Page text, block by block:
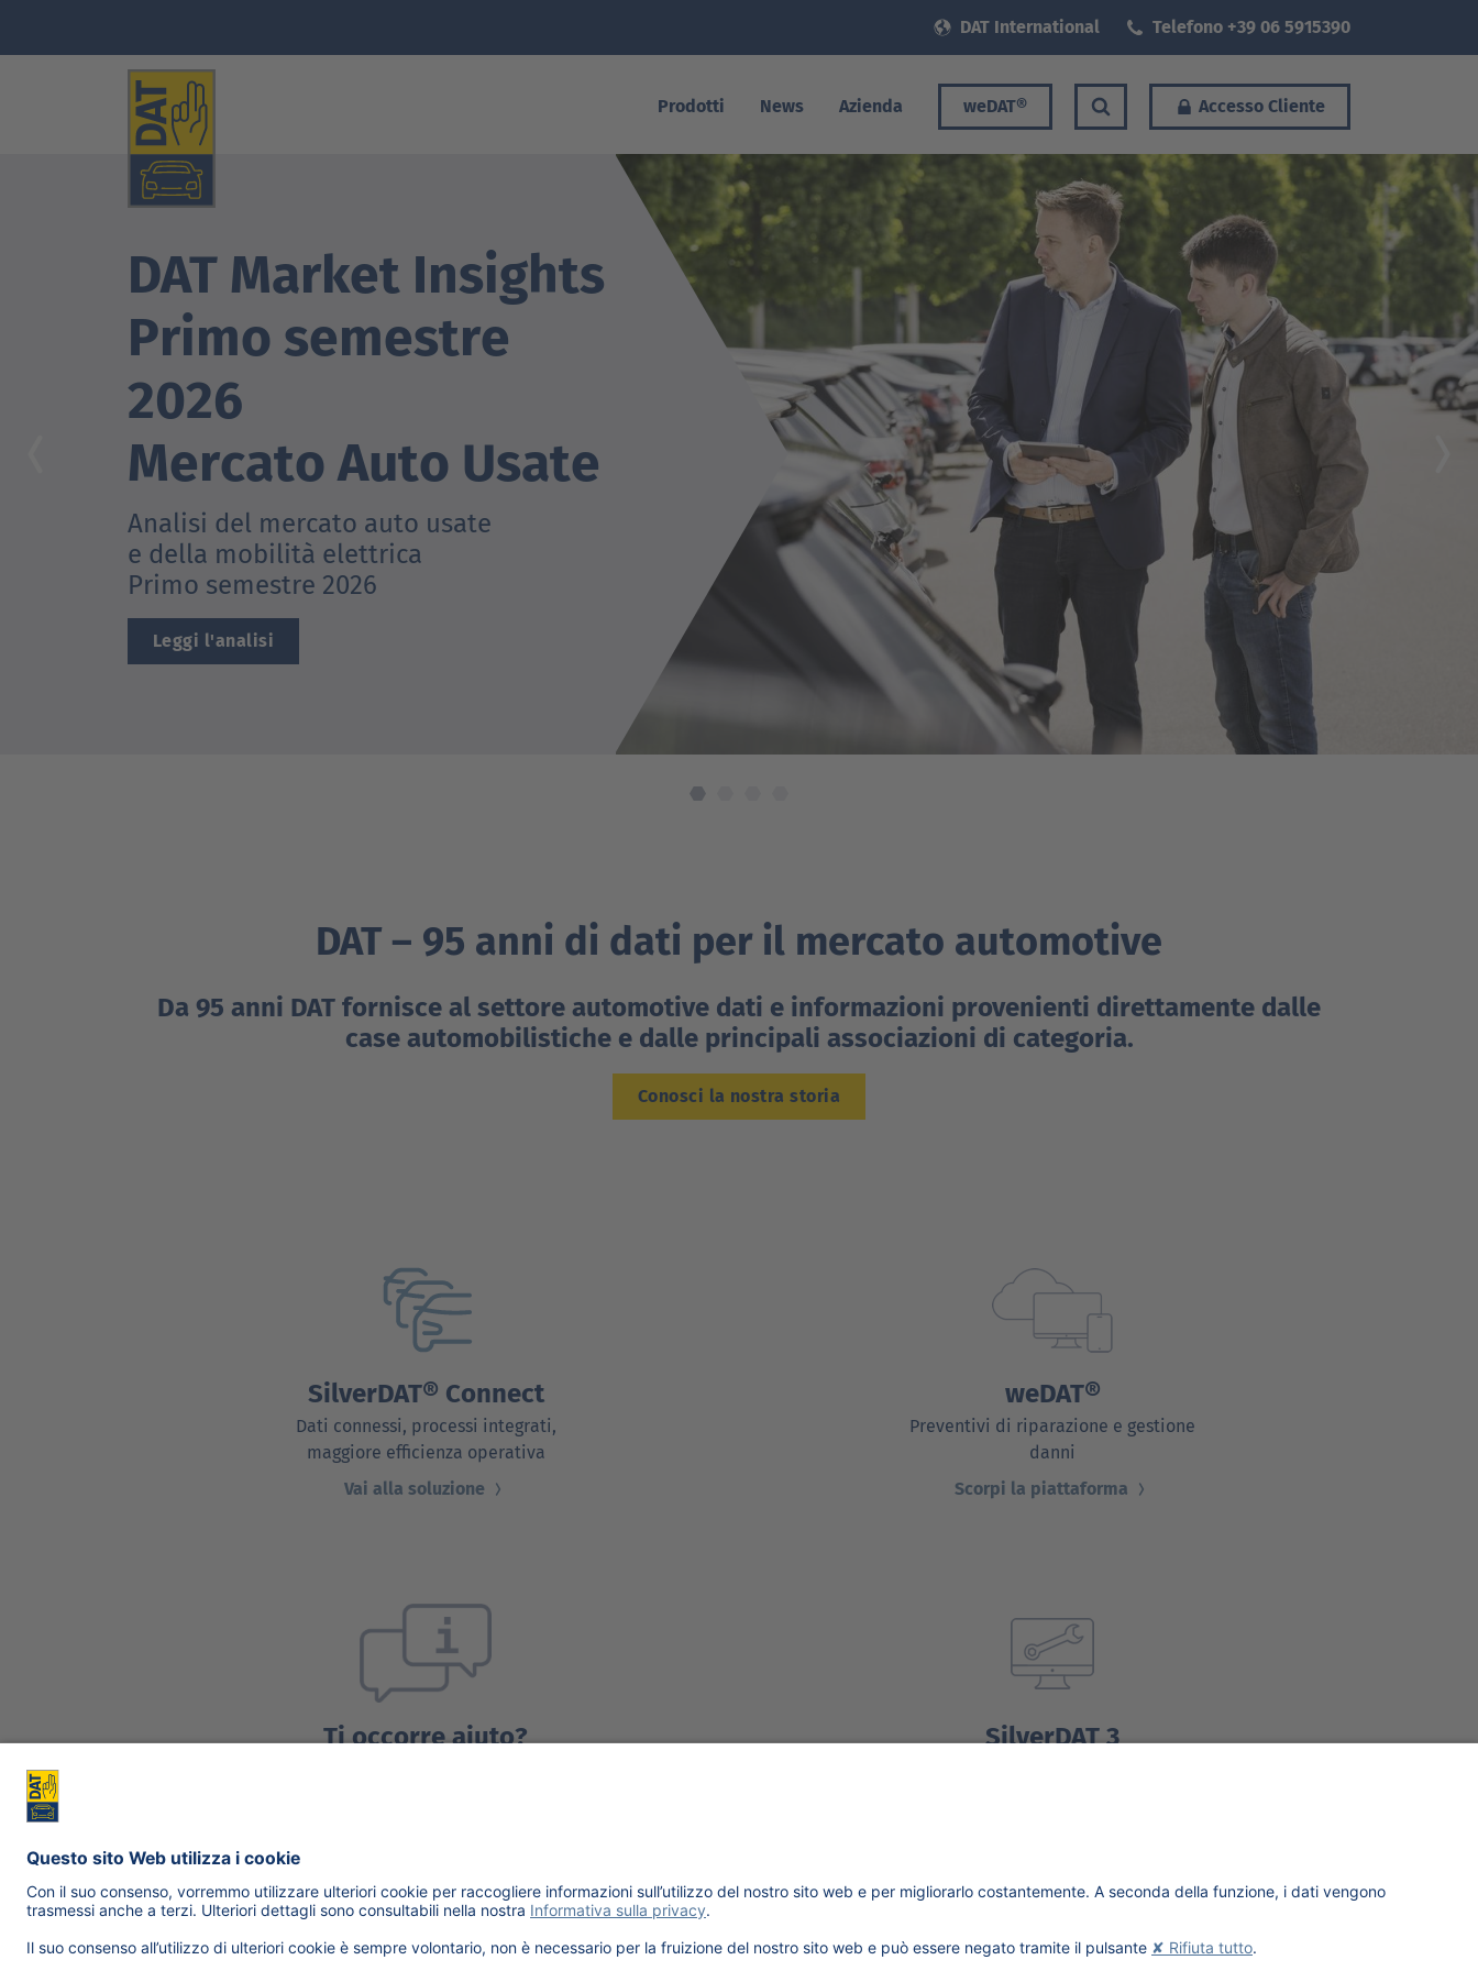
DAT International Telefono +39 06 5915390
Prodotti News Azienda weDAT® Accesso Cliente
DAT Market Insights
Primo semestre
2026
Mercato Auto Usate
& Mobilità Elettrica
Analisi del mercato auto usate
e della mobilità elettrica
Primo semestre 2026
Leggi l'analisi
DAT – 95 anni di dati per il mercato automotive
Da 95 anni DAT fornisce al settore automotive dati e informazioni provenienti direttamente dalle
case automobilistiche e dalle principali associazioni di categoria.
Conosci la nostra storia
SilverDAT® Connect
Dati connessi, processi integrati,
maggiore efficienza operativa
Vai alla soluzione
Ti occorre aiuto?
weDAT®
Preventivi di riparazione e gestione
danni
Scorpi la piattaforma
SilverDAT 3